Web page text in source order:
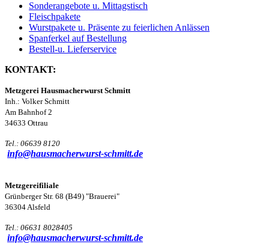
Sonderangebote u. Mittagstisch
Fleischpakete
Wurstpakete u. Präsente zu feierlichen Anlässen
Spanferkel auf Bestellung
Bestell-u. Lieferservice
KONTAKT:
Metzgerei Hausmacherwurst Schmitt
Inh.: Volker Schmitt
Am Bahnhof 2
34633 Ottrau
Tel.: 06639 8120
info@hausmacherwurst-schmitt.de
Metzgereifiliale
Grünberger Str. 68 (B49) "Brauerei"
36304 Alsfeld
Tel.: 06631 8028405
info@hausmacherwurst-schmitt.de